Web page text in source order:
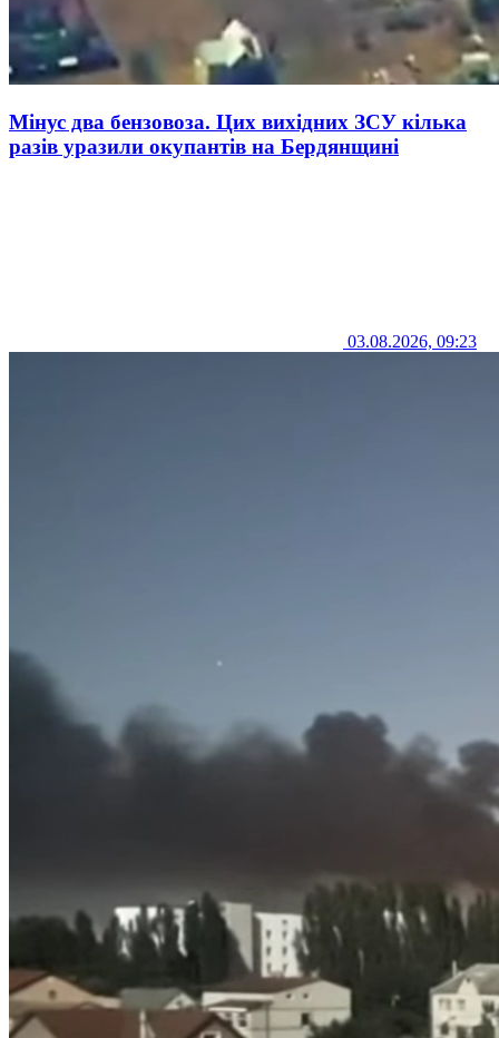
Мінус два бензовоза. Цих вихідних ЗСУ кілька
разів уразили окупантів на Бердянщині
03.08.2026, 09:23